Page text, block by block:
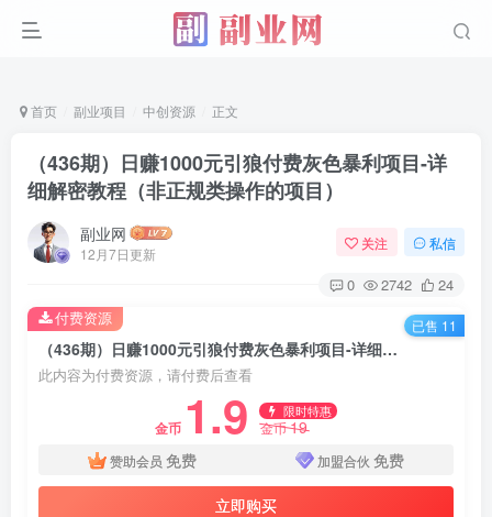
首页 副业项目 中创资源 正文
（436期）日赚1000元引狼付费灰色暴利项目-详
细解密教程（非正规类操作的项目）
副业网
12月7日更新
关注 私信
0 2742 24
（436期）日赚1000元引狼付费灰色暴利项目-详细解密教程（非正规类操作的项目）
此内容为付费资源，请付费后查看
金币 1.9 限时特惠
金币19
赞助会员 免费 加盟合伙 免费
立即购买
付费资源 已售 11